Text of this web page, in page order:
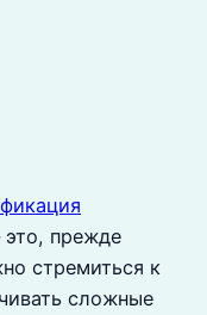
прежде
стремиться к
сложные